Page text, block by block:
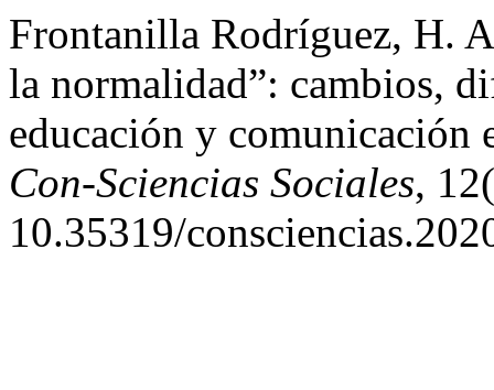
Frontanilla Rodríguez, H.
la normalidad”: cambios,
educación y
Con-Sciencias Sociales,
10.35319/